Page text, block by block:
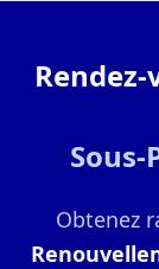
Obtenez